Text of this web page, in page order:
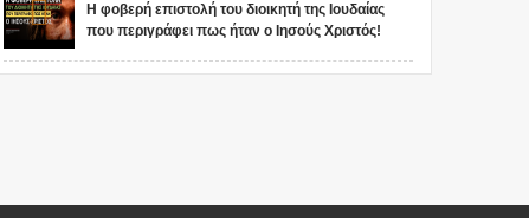
Η φοβερή επιστολή του διοικητή της Ιουδαίας
που περιγράφει πως ήταν ο Ιησούς Χριστός!